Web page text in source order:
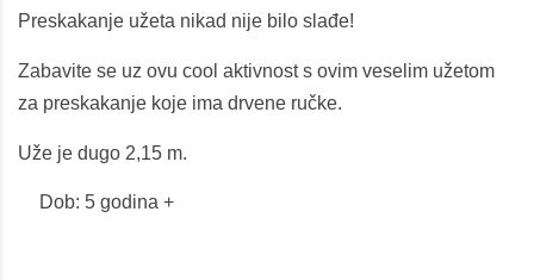
Preskakanje užeta nikad nije bilo slađe!
Zabavite se uz ovu cool aktivnost s ovim veselim užetom
za preskakanje koje ima drvene ručke.
Uže je dugo 2,15 m.
Dob: 5 godina +